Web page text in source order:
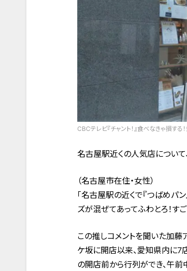
CBCテレビ『チャント！』食べなきゃ損する
名古屋駅近くの人気店について
（名古屋市在住・女性）
「名古屋駅の近くで『つばめパ
ズが混ぜてあってふわとろ！す
この推しコメントを聞いた加藤
ケ坂に開店以来、愛知県内に7
の開店前から行列ができ、午前